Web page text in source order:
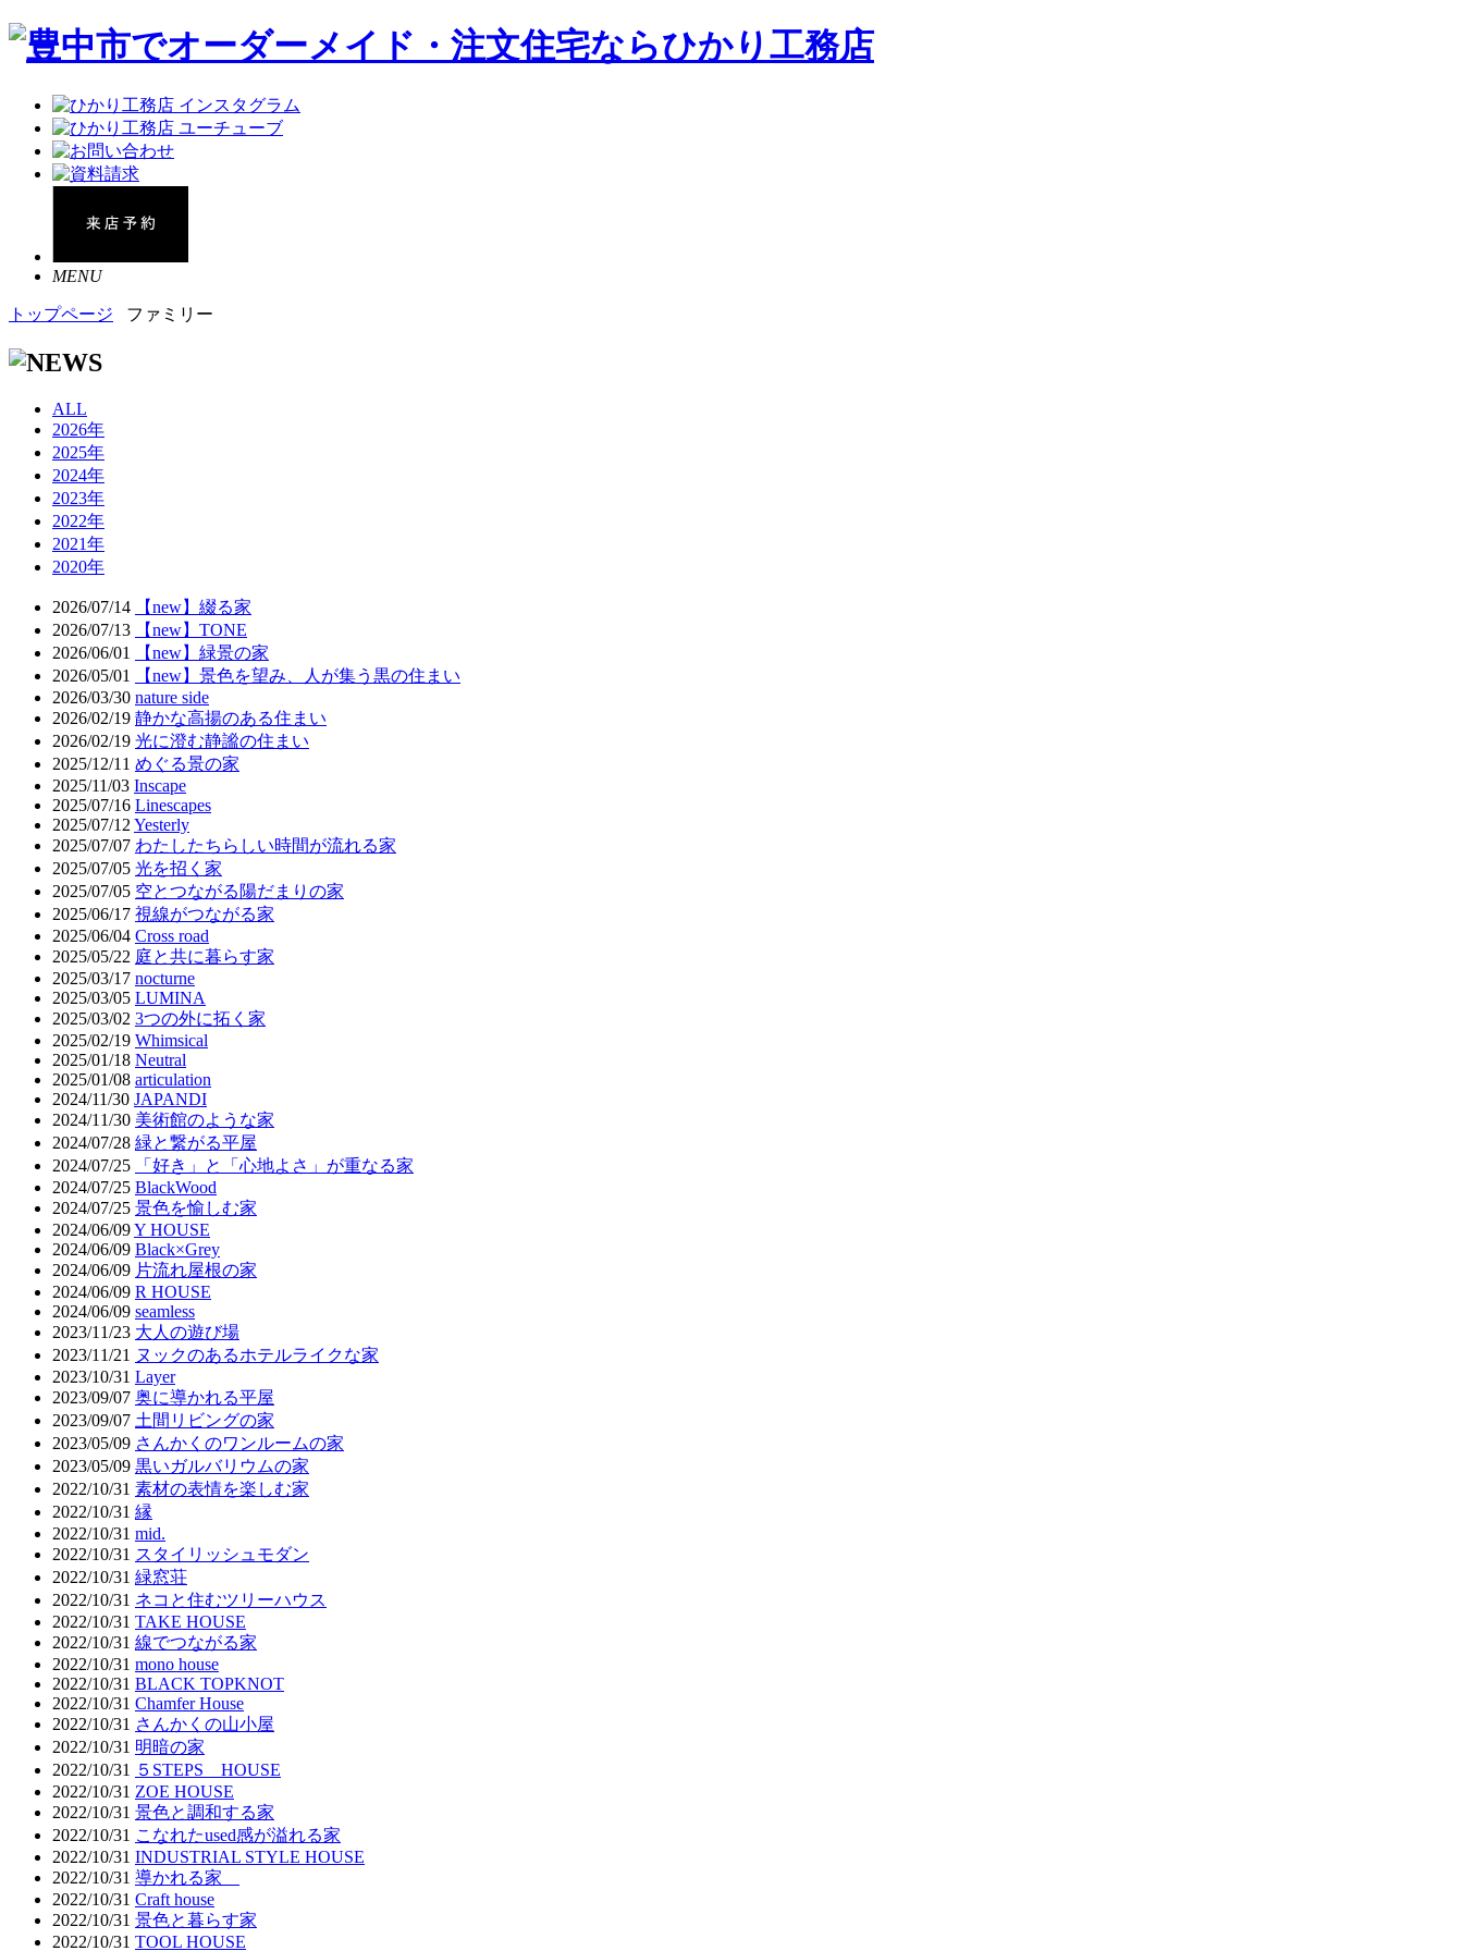
MENU
トップページ ファミリー
ALL
2026年
2025年
2024年
2023年
2022年
2021年
2020年
2026/07/14
【new】綴る家
2026/07/13
【new】TONE
2026/06/01
【new】緑景の家
2026/05/01
【new】景色を望み、人が集う黒の住まい
2026/03/30 nature side
2026/02/19 静かな高揚のある住まい
2026/02/19 光に澄む静謐の住まい
2025/12/11 めぐる景の家
2025/11/03 Inscape
2025/07/16 Linescapes
2025/07/12 Yesterly
2025/07/07 わたしたちらしい時間が流れる家
2025/07/05 光を招く家
2025/07/05 空とつながる陽だまりの家
2025/06/17 視線がつながる家
2025/06/04 Cross road
2025/05/22 庭と共に暮らす家
2025/03/17 nocturne
2025/03/05 LUMINA
2025/03/02 3つの外に拓く家
2025/02/19 Whimsical
2025/01/18 Neutral
2025/01/08 articulation
2024/11/30 JAPANDI
2024/11/30 美術館のような家
2024/07/28 緑と繋がる平屋
2024/07/25
「好き」と「心地よさ」が重なる家
2024/07/25 BlackWood
2024/07/25 景色を愉しむ家
2024/06/09Y HOUSE
2024/06/09 Black×Grey
2024/06/09 片流れ屋根の家
2024/06/09 R HOUSE
2024/06/09 seamless
2023/11/23 大人の遊び場
2023/11/21 ヌックのあるホテルライクな家
2023/10/31 Layer
2023/09/07 奥に導かれる平屋
2023/09/07 土間リビングの家
2023/05/09 さんかくのワンルームの家
2023/05/09 黒いガルバリウムの家
2022/10/31 素材の表情を楽しむ家
2022/10/31 縁
2022/10/31 mid.
2022/10/31 スタイリッシュモダン
2022/10/31 緑窓荘
2022/10/31 ネコと住むツリーハウス
2022/10/31 TAKE HOUSE
2022/10/31 線でつながる家
2022/10/31 mono house
2022/10/31 BLACK TOPKNOT
2022/10/31 Chamfer House
2022/10/31 さんかくの山小屋
2022/10/31 明暗の家
2022/10/31
５STEPS HOUSE
2022/10/31 ZOE HOUSE
2022/10/31 景色と調和する家
2022/10/31 こなれたused感が溢れる家
2022/10/31 INDUSTRIAL STYLE HOUSE
2022/10/31 導かれる家
2022/10/31 Craft house
2022/10/31 景色と暮らす家
2022/10/31 TOOL HOUSE